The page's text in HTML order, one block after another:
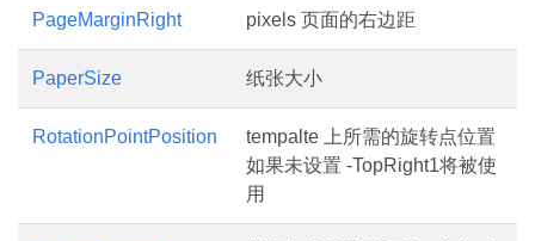
PageMarginRight pixels 页面的右边距
PaperSize 纸张大小
RotationPointPosition
tempalte 上所需的旋转点位置
如果未设置 -TopRight1将被使
用